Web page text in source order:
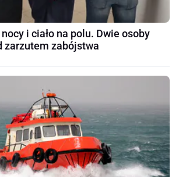
i ciało na polu. Dwie osoby
zarzutem zabójstwa